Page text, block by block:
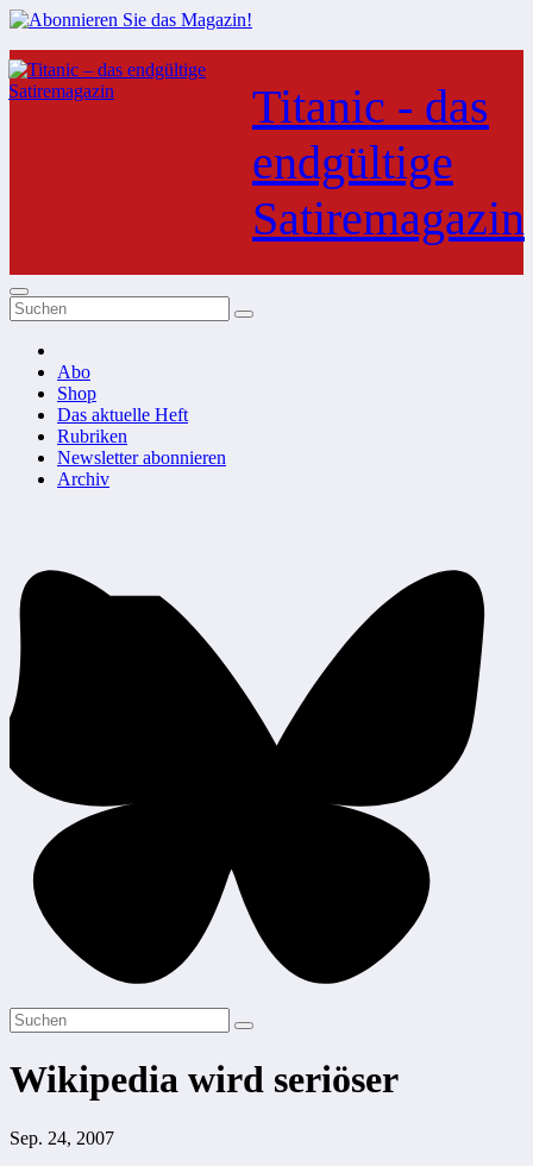
Zum
Inhalt
springen
Titanic - das
endgültige
Satiremagazin
Abo
Shop
Das aktuelle Heft
Rubriken
Newsletter abonnieren
Archiv
Wikipedia wird seriöser
Sep. 24, 2007